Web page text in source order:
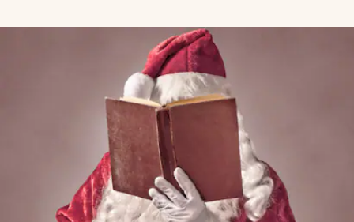
Eventos Corporativos
El Cronista Studio